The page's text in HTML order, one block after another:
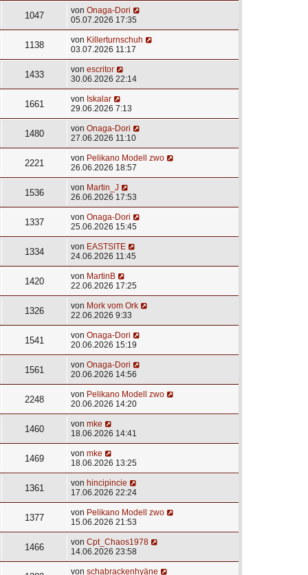
1047 von Onaga-Dori
05.07.2026 17:35
1138 von Killerturnschuh
03.07.2026 11:17
1433 von escritor
30.06.2026 22:14
1661 von Iskalar
29.06.2026 7:13
1480 von Onaga-Dori
27.06.2026 11:10
2221 von Pelikano Modell zwo
26.06.2026 18:57
1536 von Martin_J
26.06.2026 17:53
1337 von Onaga-Dori
25.06.2026 15:45
1334 von EASTSITE
24.06.2026 11:45
1420 von MartinB
22.06.2026 17:25
1326 von Mork vom Ork
22.06.2026 9:33
1541 von Onaga-Dori
20.06.2026 15:19
1561 von Onaga-Dori
20.06.2026 14:56
2248 von Pelikano Modell zwo
20.06.2026 14:20
1460 von mke
18.06.2026 14:41
1469 von mke
18.06.2026 13:25
1361 von hincipincie
17.06.2026 22:24
1377 von Pelikano Modell zwo
15.06.2026 21:53
1466 von Cpt_Chaos1978
14.06.2026 23:58
von schabrackenhyäne